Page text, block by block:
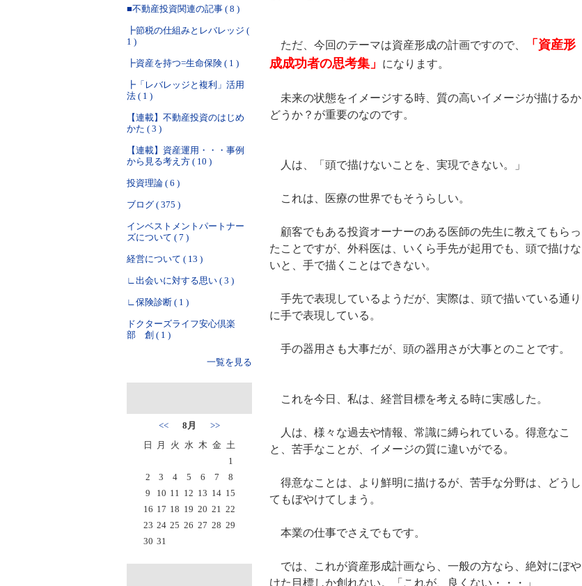
ただ、今回のテーマは資産形成の計画ですので、
「資産形
成成功者の思考集」
になります。
未来の状態をイメージする時、質の高いイメージが描けるか
どうか？が重要のなのです。
人は、「頭で描けないことを、実現できない。」
これは、医療の世界でもそうらしい。
顧客でもある投資オーナーのある医師の先生に教えてもらっ
たことですが、外科医は、いくら手先が起用でも、頭で描けな
いと、手で描くことはできない。
手先で表現しているようだが、実際は、頭で描いている通り
に手で表現している。
手の器用さも大事だが、頭の器用さが大事とのことです。
これを今日、私は、経営目標を考える時に実感した。
人は、様々な過去や情報、常識に縛られている。得意なこ
と、苦手なことが、イメージの質に違いがでる。
得意なことは、より鮮明に描けるが、苦手な分野は、どうし
てもぼやけてしまう。
本業の仕事でさえでもです。
では、これが資産形成計画なら、一般の方なら、絶対にぼや
けた目標しか創れない。「これが、良くない・・・」
■不動産投資関連の記事 ( 8 )
┣節税の仕組みとレバレッジ (
1 )
┣資産を持つ=生命保険 ( 1 )
┣「レバレッジと複利」活用
法 ( 1 )
【連載】不動産投資のはじめ
かた ( 3 )
【連載】資産運用・・・事例
から見る考え方 ( 10 )
投資理論 ( 6 )
ブログ ( 375 )
インベストメントパートナー
ズについて ( 7 )
経営について ( 13 )
∟出会いに対する思い ( 3 )
∟保険診断 ( 1 )
ドクターズライフ安心倶楽
部 創 ( 1 )
一覧を見る
<< 8月
>>
日
月 火 水 木 金 土
1
2
3 4 5 6 7
8
9
10 11 12 13 14 15
16 17 18 19 20 21 22
23 24 25 26 27 28 29
30 31